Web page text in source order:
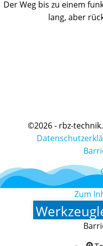
Der Weg bis zu einem
lang, aber
©2026 - rbz-
Zum